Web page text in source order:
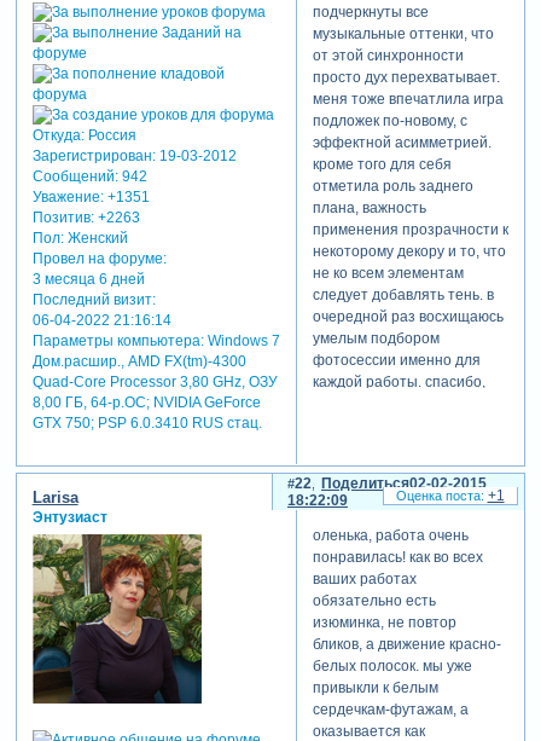
Откуда:Россия
Зарегистрирован: 19-03-2012
Сообщений:942
Уважение: +1351
Позитив: +2263
Пол:Женский
Провел на форуме:
3 месяца 6 дней
Последний визит:
06-04-2022 21:16:14
Параметры компьютера:Windows 7
Дом.расшир., AMD FX(tm)-4300
Quad-Core Processor 3,80 GHz, ОЗУ
8,00 ГБ, 64-р.ОС; NVIDIA GeForce
GTX 750; PSP 6.0.3410 RUS стац.
подчеркнуты все
музыкальные оттенки, что
от этой синхронности
просто дух перехватывает.
меня тоже впечатлила игра
подложек по-новому, с
эффектной асимметрией.
кроме того для себя
отметила роль заднего
плана, важность
применения прозрачности к
некоторому декору и то, что
не ко всем элементам
следует добавлять тень. в
очередной раз восхищаюсь
умелым подбором
фотосессии именно для
каждой работы. спасибо,
Поделиться
22
02-02-2015
18:22:09
Larisa
Энтузиаст
оленька, работа очень
понравилась! как во всех
ваших работах
обязательно есть
изюминка, не повтор
бликов, а движение красно-
белых полосок. мы уже
привыкли к белым
сердечкам-футажам, а
оказывается как
+1